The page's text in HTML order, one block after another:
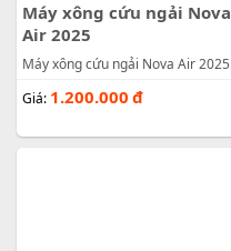
Máy xông cứu ngải Nova
Air 2025
Máy xông cứu ngải Nova Air 2025
Giá: 1.200.000 đ